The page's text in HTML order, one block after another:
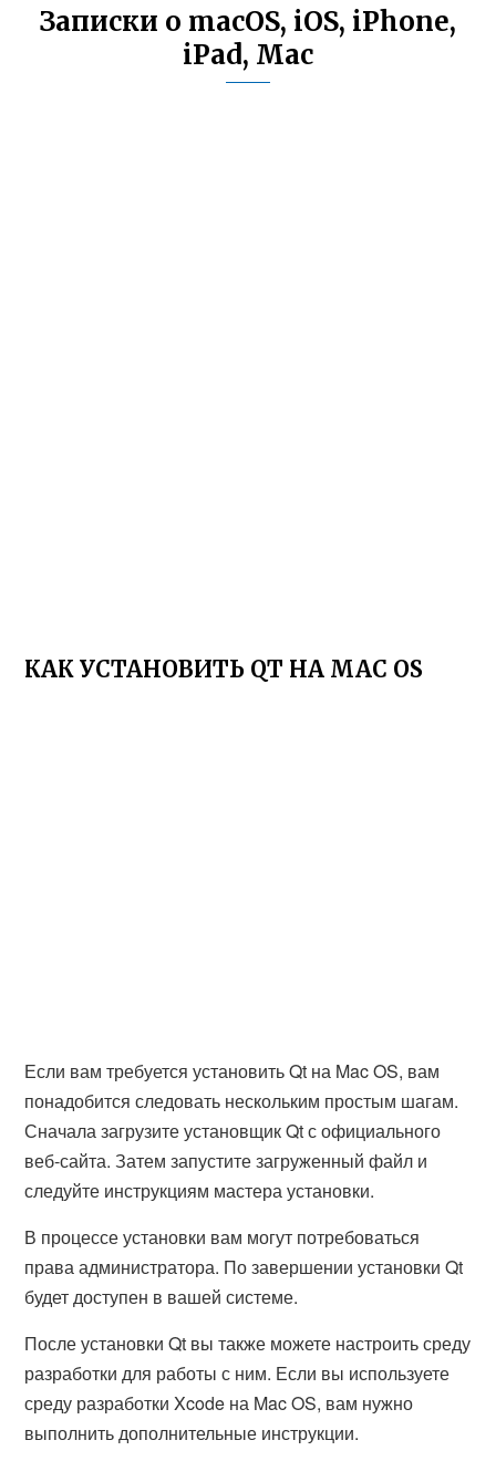
Записки о macOS, iOS, iPhone,
iPad, Mac
КАК УСТАНОВИТЬ QT НА MAC OS
Если вам требуется установить Qt на Mac OS, вам
понадобится следовать нескольким простым шагам.
Сначала загрузите установщик Qt с официального
веб-сайта. Затем запустите загруженный файл и
следуйте инструкциям мастера установки.
В процессе установки вам могут потребоваться
права администратора. По завершении установки Qt
будет доступен в вашей системе.
После установки Qt вы также можете настроить среду
разработки для работы с ним. Если вы используете
среду разработки Xcode на Mac OS, вам нужно
выполнить дополнительные инструкции.